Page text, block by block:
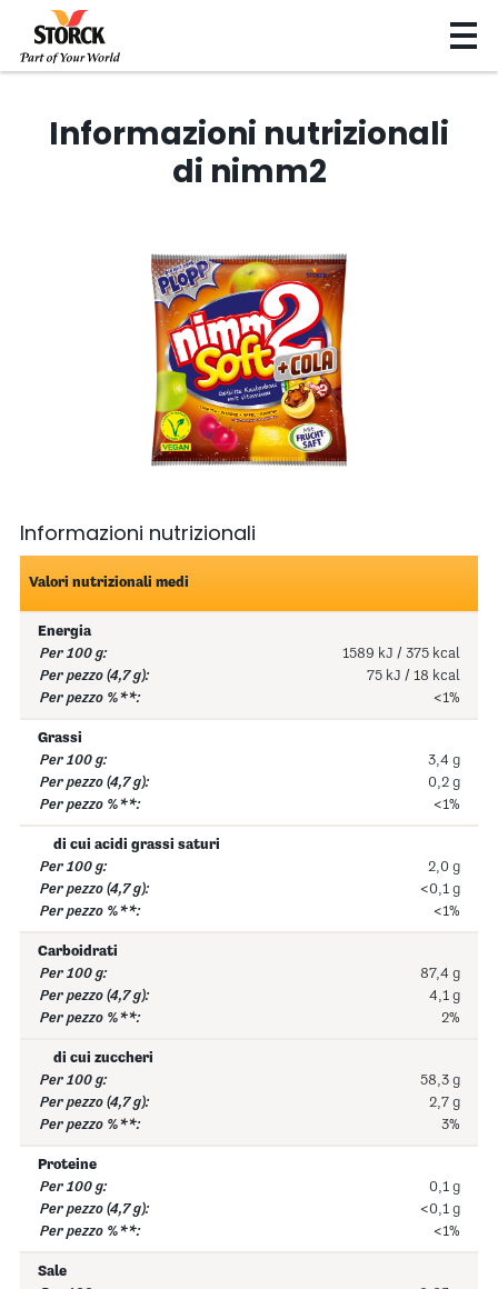
Informazioni nutrizionali
di nimm2
Informazioni nutrizionali
Valori nutrizionali medi
Energia
1589 kJ / 375 kcal
75 kJ / 18 kcal
<1%
Grassi
3,4 g
0,2 g
<1%
di cui acidi grassi saturi
2,0 g
<0,1 g
<1%
Carboidrati
87,4 g
4,1 g
2%
di cui zuccheri
58,3 g
2,7 g
3%
Proteine
0,1 g
<0,1 g
<1%
Sale